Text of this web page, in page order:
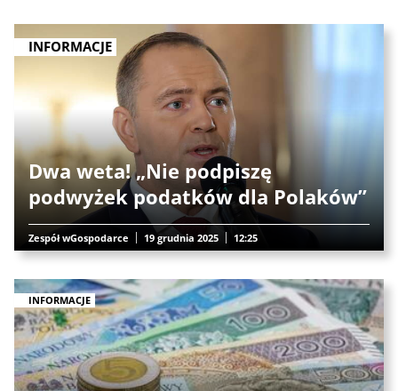
INFORMACJE
Dwa weta! „Nie podpiszę
podwyżek podatków dla Polaków”
Zespół wGospodarce 19 grudnia 2025 12:25
INFORMACJE